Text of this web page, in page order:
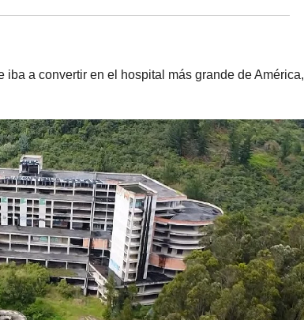
a convertir en el hospital más grande de América,